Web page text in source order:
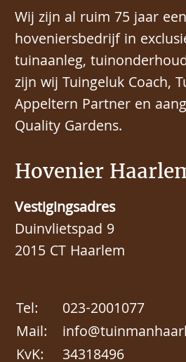
Hovenier
Vestigingsadres
Duinvlietspad 9
2015 CT Haarlem
Tel:
023-2001077
Mail:
KvK:
34318496
Wij zijn al ruim 75 jaar
hoveniersbedrijf in
tuinaanleg,
zijn wij Tuingeluk Coach,
Appeltern Partner en
Quality Gardens.